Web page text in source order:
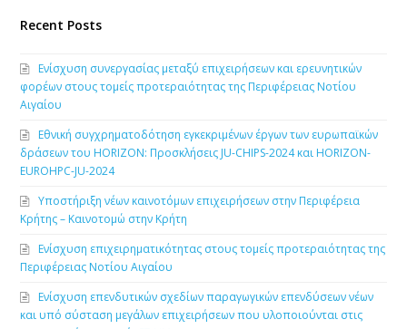
Recent Posts
Ενίσχυση συνεργασίας μεταξύ επιχειρήσεων και ερευνητικών
φορέων στους τομείς προτεραιότητας της Περιφέρειας Νοτίου
Αιγαίου
Εθνική συγχρηματοδότηση εγκεκριμένων έργων των ευρωπαϊκών
δράσεων του HORIZON: Προσκλήσεις JU-CHIPS-2024 και HORIZON-
EUROHPC-JU-2024
Υποστήριξη νέων καινοτόμων επιχειρήσεων στην Περιφέρεια
Κρήτης – Καινοτομώ στην Κρήτη
Ενίσχυση επιχειρηματικότητας στους τομείς προτεραιότητας της
Περιφέρειας Νοτίου Αιγαίου
Ενίσχυση επενδυτικών σχεδίων παραγωγικών επενδύσεων νέων
και υπό σύσταση μεγάλων επιχειρήσεων που υλοποιούνται στις